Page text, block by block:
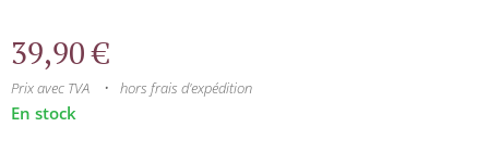
39,90€
Prix avec TVA hors frais d'expédition
En stock